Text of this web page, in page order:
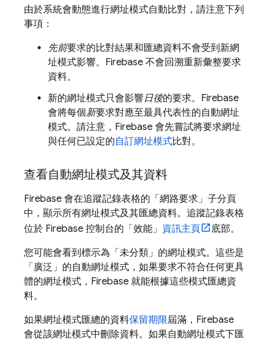
由於系統會動態進行網址模式自動比對，請注意下列
事項：
先前要求的比對結果和匯總資料不會受到新網
址模式影響。Firebase 不會回溯重新彙整要求
資料。
新的網址模式只會影響日後的要求。Firebase
會將每個新要求對應至最具代表性的自動網址
模式。請注意，Firebase 會先嘗試將要求網址
與任何已設定的自訂網址模式比對。
查看自動網址模式及其資料
Firebase 會在追蹤記錄表格的「網路要求」 子分頁
中，顯示所有網址模式及其匯總資料。追蹤記錄表格
位於 Firebase 控制台的「效能」 資訊主頁
底部。
您可能會看到標示為「未分類」 的網址模式。這些是
「廣泛」的自動網址模式，如果要求不符合任何更具
體的網址模式，Firebase 就能根據這些模式匯總資
料。
如果網址模式匯總的資料保留期限屆滿，Firebase
會從該網址模式中刪除資料。如果自動網址模式下匯